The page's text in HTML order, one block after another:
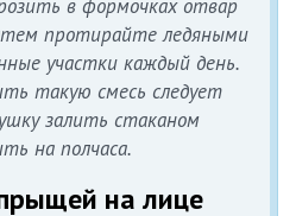
в формочках отвар
протирайте ледяными
участки каждый день.
такую смесь следует
залить стаканом
на полчаса.
на лице